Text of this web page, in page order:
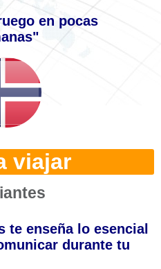
en pocas
viajar
te enseña lo esencial
durante tu